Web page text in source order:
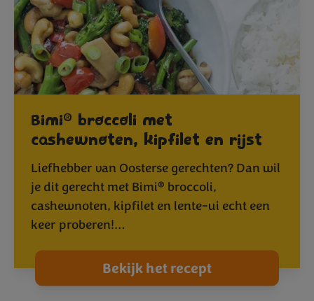
Bimi® broccoli met
cashewnoten, kipfilet en rijst
Liefhebber van Oosterse gerechten? Dan wil
je dit gerecht met Bimi® broccoli,
cashewnoten, kipfilet en lente-ui echt een
keer proberen!…
Bekijk het recept